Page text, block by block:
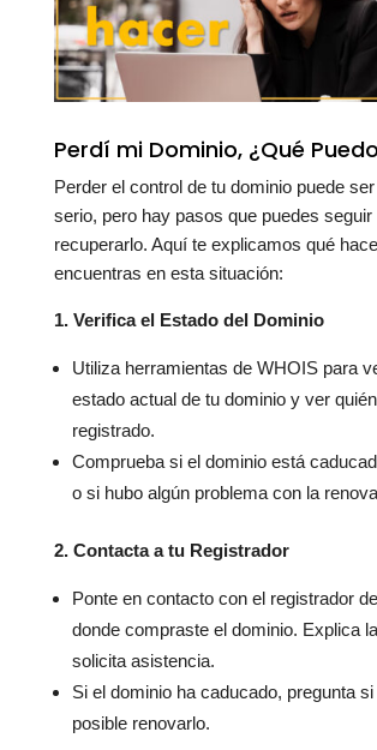
Perdí mi Dominio, ¿Qué
Perder el control de tu dominio puede
serio, pero hay pasos que puedes seguir
recuperarlo. Aquí te explicamos qué
encuentras en esta situación:
1. Verifica el Estado del Dominio
Utiliza herramientas de WHOIS para
estado actual de tu dominio y ver
registrado.
Comprueba si el dominio está
o si hubo algún problema con la
2. Contacta a tu Registrador
Ponte en contacto con el registrador
donde compraste el dominio. Explica
solicita asistencia.
Si el dominio ha caducado, pregunta
posible renovarlo.